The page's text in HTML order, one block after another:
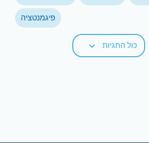
פיגמנטציה
כול התגיות